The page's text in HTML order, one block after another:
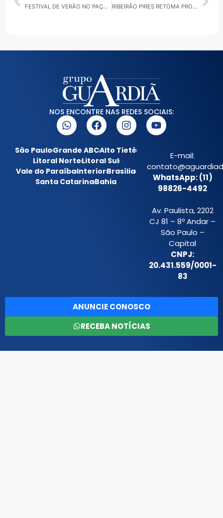
FESTIVAL DE VERÃO NO PAÇO ACONTECE EM JANEIRO EM SB RIBEIRÃO PIRES RETOMA PROTAGONISMO NO TURISMO
NOS ENCONTRE NAS REDES SOCIAIS:
São PauloGrande ABCAlto Tietê
Litoral NorteLitoral Sul
Vale do ParaíbaInteriorBrasília
Santa CatarinaBahia
E-mail:
WhatsApp: (11)
98826-4492
Av. Paulista, 2202
CJ 81 – 8º Andar –
São Paulo –
Capital
CNPJ:
20.431.559/0001-
83
ANUNCIE CONOSCO
RECEBA NOTÍCIAS